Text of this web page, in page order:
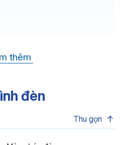
4000K, 3500K,
thêm
đèn
Thu gọn